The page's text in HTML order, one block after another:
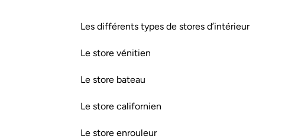
Les différents types de stores d’intérieur
Le store vénitien
Le store bateau
Le store californien
Le store enrouleur